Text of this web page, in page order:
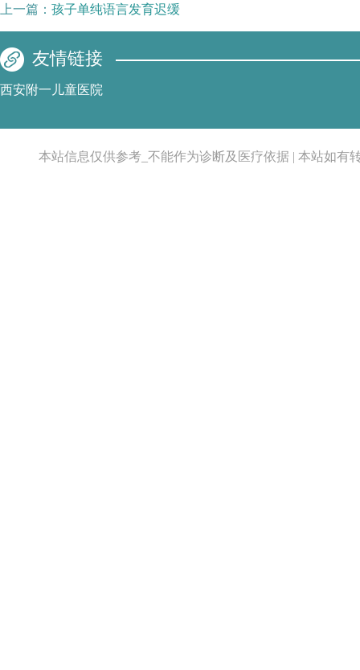
上一篇： 孩子单纯语言发育迟缓
友情链接
西安附一儿童医院
本站信息仅供参考_不能作为诊断及医疗依据 | 本站如